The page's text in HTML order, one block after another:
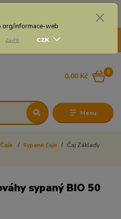
druhy dopravy při nákupu
Menu
CZK
0
0,00 Kč
Čaje Sypané čaje
Čaj Základy
sypaný BIO 50
informace-web
Zavřít